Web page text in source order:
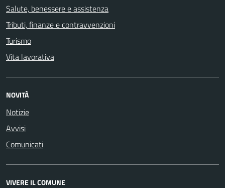
Salute, benessere e assistenza
Tributi, finanze e contravvenzioni
Turismo
Vita lavorativa
NOVITÀ
Notizie
Avvisi
Comunicati
VIVERE IL COMUNE